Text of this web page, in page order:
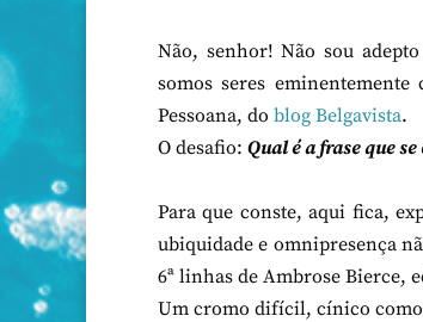
Não, senhor! Não sou
somos seres
Pessoana, do blog Belgavista.
O desafio: Qual é a frase que
Para que conste, aqui fica,
ubiquidade e omnipresença
6ª linhas de Ambrose Bierce,
Um cromo difícil, cínico como